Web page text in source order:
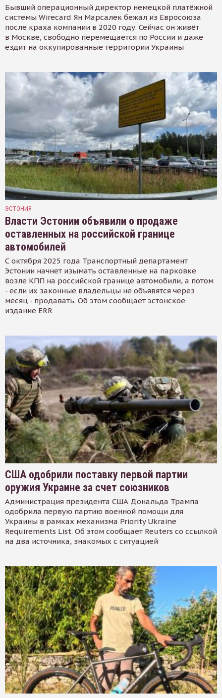
Бывший операционный директор немецкой платёжной
системы Wirecard Ян Марсалек бежал из Евросоюза
после краха компании в 2020 году. Сейчас он живёт
в Москве, свободно перемещается по России и даже
ездит на оккупированные территории Украины
ЭСТОНИЯ
Власти Эстонии объявили о продаже
оставленных на российской границе
автомобилей
С октября 2025 года Транспортный департамент
Эстонии начнет изымать оставленные на парковке
возле КПП на российской границе автомобили, а потом
- если их законные владельцы не объявятся через
месяц - продавать. Об этом сообщает эстонское
издание ERR
США одобрили поставку первой партии
оружия Украине за счет союзников
Администрация президента США Дональда Трампа
одобрила первую партию военной помощи для
Украины в рамках механизма Priority Ukraine
Requirements List. Об этом сообщает Reuters со ссылкой
на два источника, знакомых с ситуацией